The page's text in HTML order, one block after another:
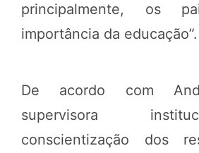
principalmente, os
importância da educação”.
De acordo com
supervisora
conscientização dos